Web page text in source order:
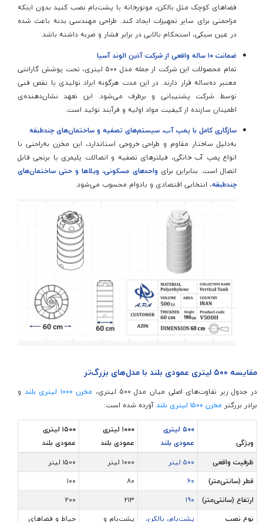
فضاهای کوچک مثل بالکن، موتورخانه یا پشت‌بام نصب کنید بدون اینکه
مزاحمتی برای سایر تجهیزات ایجاد کند. طراحی مهندسی بدنه باعث شده
در عین سبکی، استحکام بالایی در برابر فشار و ضربه داشته باشد.
ضمانت ۱۰ ساله واقعی از شرکت آذین الوند آسیا
تمام محصولات این شرکت از جمله مدل ۵۰۰ لیتری، تحت پوشش گارانتی
معتبر ده‌ساله قرار دارند. در این مدت هرگونه ایراد تولیدی یا نقص فنی
توسط شرکت پشتیبانی و برطرف می‌شود. این تعهد نشان‌دهنده‌ی
اطمینان سازنده از کیفیت مواد اولیه و فرآیند تولید است.
سازگاری کامل با پمپ آب، سیستم‌های تصفیه و ساختمان‌های چندطبقه
به‌دلیل ساختار مقاوم و طراحی خروجی استاندارد، این مخزن به‌راحتی با
انواع پمپ آب خانگی، فیلترهای تصفیه و اتصالات پلیمری یا برنجی قابل
اتصال است. بنابراین برای واحدهای مسکونی، ویلاها و حتی ساختمان‌های
چندطبقه، انتخابی اقتصادی و بادوام محسوب می‌شود.
مقایسه ۵۰۰ لیتری عمودی بلند با مدل‌های بزرگ‌تر
در جدول زیر تفاوت‌های اصلی میان مدل ۵۰۰ لیتری، مخزن ۱۰۰۰ لیتری بلند
و
برادر بزرگتر مخزن ۱۵۰۰ لیتری بلند آورده شده است:
ویژگی
۵۰۰ لیتری
عمودی بلند
۱۰۰۰ لیتری
عمودی بلند
۱۵۰۰ لیتری
عمودی بلند
ظرفیت واقعی
۵۰۰ لیتر ۱۰۰۰ لیتر
۱۵۰۰ لیتر
قطر (سانتی‌متر)
۶۰ ۸۰
۱۰۰
ارتفاع (سانتی‌متر)
۱۹۰ ۲۱۳
۲۰۰
نوع نصب
پشت‌بام، بالکن، پشت‌بام و حیاط و فضاهای